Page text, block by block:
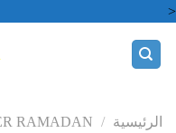
<
Skip
content
الرئيسية /
RAMADAN